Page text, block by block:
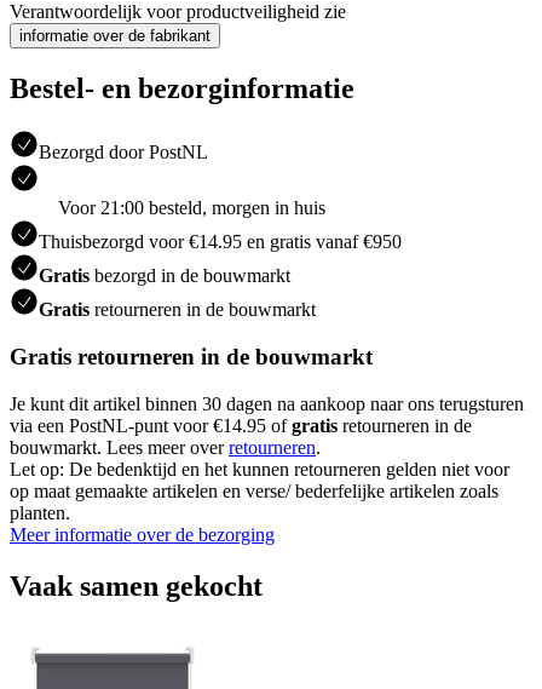
Verantwoordelijk voor productveiligheid zie
informatie over de fabrikant
Bestel- en bezorginformatie
Bezorgd door PostNL
Voor 21:00 besteld, morgen in huis
Thuisbezorgd voor €14.95 en gratis vanaf €950
Gratis bezorgd in de bouwmarkt
Gratis retourneren in de bouwmarkt
Gratis retourneren in de bouwmarkt
Je kunt dit artikel binnen 30 dagen na aankoop naar ons terugsturen
via een PostNL-punt voor €14.95 ofgratis retourneren in de
bouwmarkt. Lees meer overretourneren.
Let op: De bedenktijd en het kunnen retourneren gelden niet voor
op maat gemaakte artikelen en verse/ bederfelijke artikelen zoals
planten.
Meer informatie over de bezorging
Vaak samen gekocht